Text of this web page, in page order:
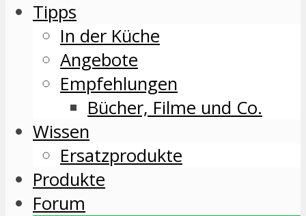
Tipps
In der Küche
Angebote
Empfehlungen
Bücher, Filme und Co.
Wissen
Ersatzprodukte
Produkte
Forum